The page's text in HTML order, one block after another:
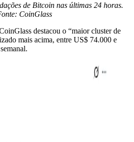
de Bitcoin nas últimas 24 horas.
CoinGlass
destacou o “maior cluster de
mais acima, entre US$ 74.000 e